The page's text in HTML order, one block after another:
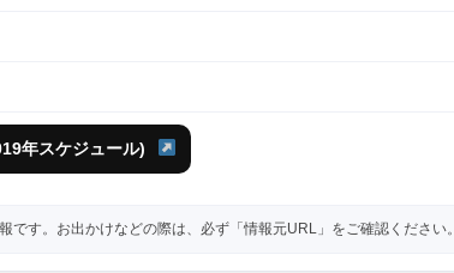
年スケジュール)
す。お出かけなどの際は、必ず「情報元URL」をご確認ください。